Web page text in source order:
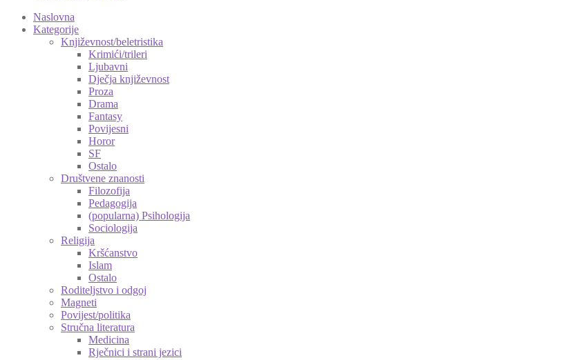
Naslovna
Kategorije
Književnost/beletristika
Krimići/trileri
Ljubavni
Dječja književnost
Proza
Drama
Fantasy
Povijesni
Horor
SF
Ostalo
Društvene znanosti
Filozofija
Pedagogija
(popularna) Psihologija
Sociologija
Religija
Kršćanstvo
Islam
Ostalo
Roditeljstvo i odgoj
Magneti
Povijest/politika
Stručna literatura
Medicina
Rječnici i strani jezici